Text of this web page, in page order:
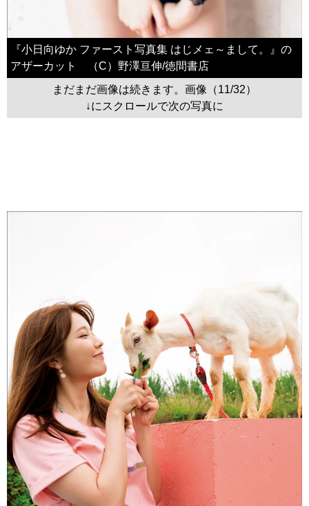
『小日向ゆか ファースト写真集 はじメェ～まして。』の
アザーカット （C）野澤亘伸/徳間書店
まだまだ画像は続きます。画像（11/32）
↓にスクロールで次の写真に